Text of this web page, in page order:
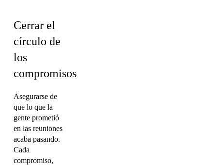
Cerrar el
círculo de
los
compromisos
Asegurarse de
que lo que la
gente prometió
en las reuniones
acaba pasando.
Cada
compromiso,